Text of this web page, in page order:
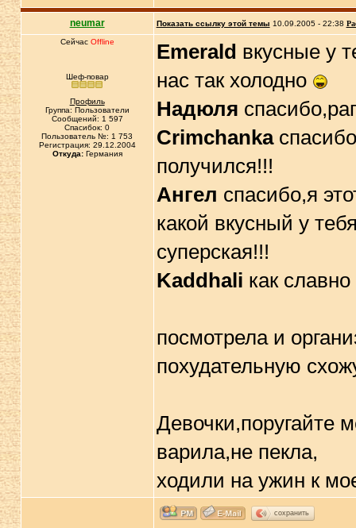
neumar Показать ссылку этой темы 10.09.2005 - 22:38
Сейчас Offline
Шеф-повар
Профиль
Группа: Пользователи
Сообщений: 1 597
Спасибок: 0
Пользователь №: 1 753
Регистрация: 29.12.2004
Откуда:Германия
Emerald вкусные у
нас так холодно
Надюля
Crimchanka
получился!!!
Ангел спасибо,я
какой вкусный у
суперская!!!
Kaddhali как
посмотрела и
похудательную
Девочки,поругайте
варила,не пекла,
ходили на ужин к
сохранить